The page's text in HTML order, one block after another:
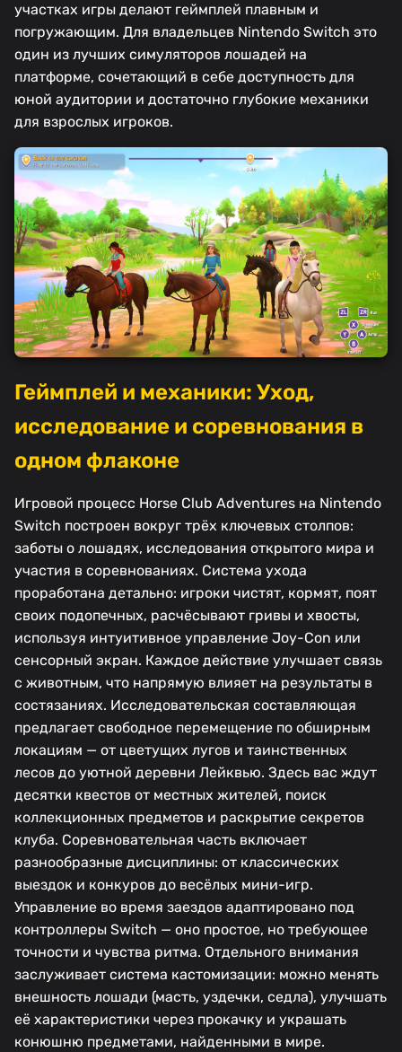
участках игры делают геймплей плавным и
погружающим. Для владельцев Nintendo Switch это
один из лучших симуляторов лошадей на
платформе, сочетающий в себе доступность для
юной аудитории и достаточно глубокие механики
для взрослых игроков.
Геймплей и механики: Уход,
исследование и соревнования в
одном флаконе
Игровой процесс Horse Club Adventures на Nintendo
Switch построен вокруг трёх ключевых столпов:
заботы о лошадях, исследования открытого мира и
участия в соревнованиях. Система ухода
проработана детально: игроки чистят, кормят, поят
своих подопечных, расчёсывают гривы и хвосты,
используя интуитивное управление Joy-Con или
сенсорный экран. Каждое действие улучшает связь
с животным, что напрямую влияет на результаты в
состязаниях. Исследовательская составляющая
предлагает свободное перемещение по обширным
локациям — от цветущих лугов и таинственных
лесов до уютной деревни Лейквью. Здесь вас ждут
десятки квестов от местных жителей, поиск
коллекционных предметов и раскрытие секретов
клуба. Соревновательная часть включает
разнообразные дисциплины: от классических
выездок и конкуров до весёлых мини-игр.
Управление во время заездов адаптировано под
контроллеры Switch — оно простое, но требующее
точности и чувства ритма. Отдельного внимания
заслуживает система кастомизации: можно менять
внешность лошади (масть, уздечки, седла), улучшать
её характеристики через прокачку и украшать
конюшню предметами, найденными в мире.